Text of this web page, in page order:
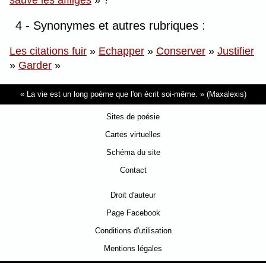
4 - Synonymes et autres rubriques :
Les citations fuir » Echapper » Conserver » Justifier
» Garder »
La vie est un long poème que l'on écrit soi-même. (Maxalexis)
Sites de poésie
Cartes virtuelles
Schéma du site
Contact
Droit d'auteur
Page Facebook
Conditions d'utilisation
Mentions légales